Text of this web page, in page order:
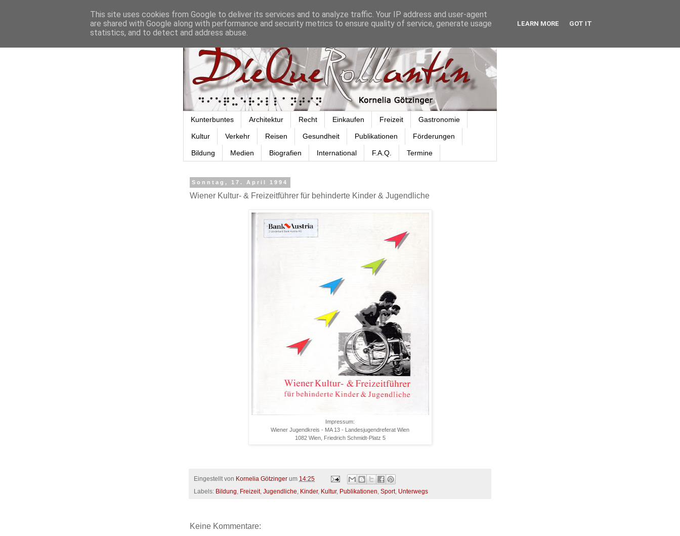
Kunterbuntes Architektur Recht Einkaufen Freizeit Gastronomie
Kultur Verkehr Reisen Gesundheit Publikationen Förderungen
Bildung Medien Biografien International F.A.Q. Termine
Sonntag, 17. April 1994
Wiener Kultur- & Freizeitführer für behinderte Kinder & Jugendliche
Impressum:
Wiener Jugendkreis - MA 13 - Landesjugendreferat Wien
1082 Wien, Friedrich Schmidt-Platz 5
Eingestellt von Kornelia Götzinger um 14:25
Labels: Bildung Freizeit, Jugendliche Kinder, Kultur, Publikationen Sport, Unterwegs
Keine Kommentare:
This site uses cookies from Google to deliver its services and to analyze traffic. Your IP address and user-agent
are shared with Google along with performance and security metrics to ensure quality of service, generate usage
statistics, and to detect and address abuse.
LEARN MORE GOT IT